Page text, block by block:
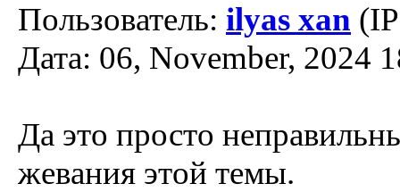
Пользователь: ilyas xan
Дата: 06, November, 2024
Да это просто
жевания этой темы.